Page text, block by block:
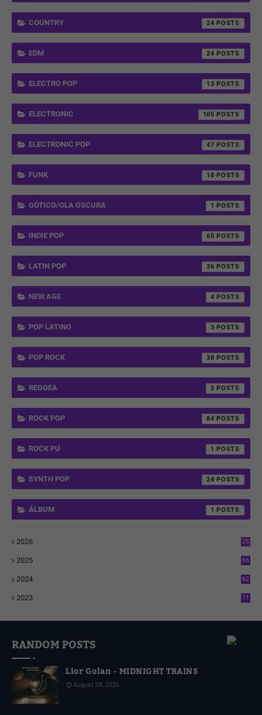
COUNTRY 24
EDM 24
ELECTRO POP 13
ELECTRONIC 105
ELECTRONIC POP 47
FUNK 18
GÓTICO/OLA OSCURA 1
INDIE POP 65
LATIN POP 36
NEW AGE 4
POP LATINO 3
POP ROCK 38
REGGEA 5
ROCK POP 84
ROCK PU 1
SYNTH POP 24
ÁLBUM 1
2026
25
2025
66
2024
62
2023
11
RANDOM POSTS
Lior Golan - MIDNIGHT TRAINS
August 08, 2026